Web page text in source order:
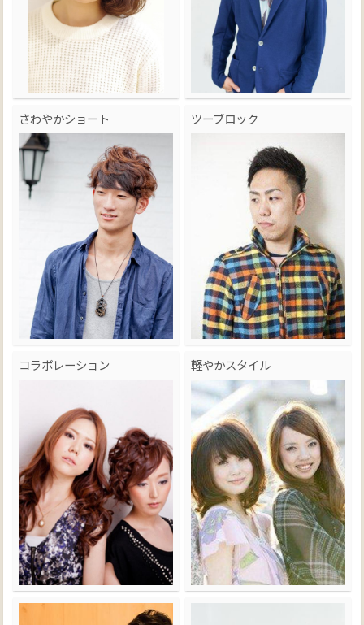
さわやかショート ツーブロック
コラボレーション 軽やかスタイル